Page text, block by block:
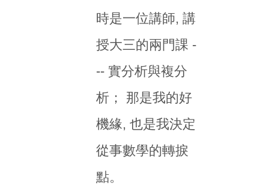
時是一位講師, 講
授大三的兩門課 -
-- 實分析與複分
析； 那是我的好
機緣, 也是我決定
從事數學的轉捩
點。